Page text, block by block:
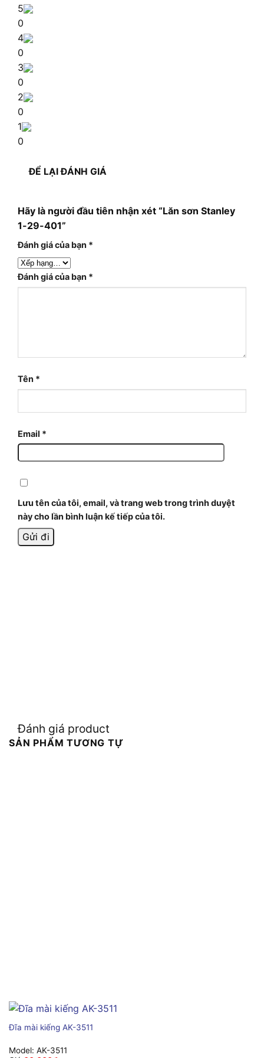
5
0
4
0
3
0
2
0
1
0
ĐỂ LẠI ĐÁNH GIÁ
Hãy là người đầu tiên nhận xét “Lăn sơn Stanley
1-29-401”
Đánh giá của bạn *
Đánh giá của bạn *
Tên *
Email *
Lưu tên của tôi, email, và trang web trong trình duyệt
này cho lần bình luận kế tiếp của tôi.
Đánh giá product
SẢN PHẨM TƯƠNG TỰ
Đĩa mài kiếng AK-3511
Model: AK-3511